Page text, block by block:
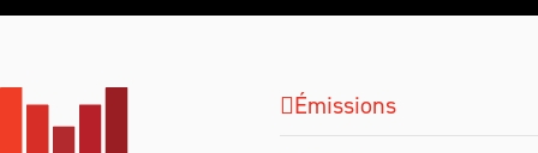
Émissions